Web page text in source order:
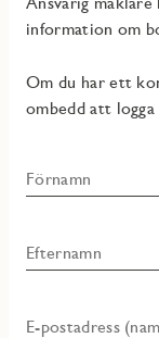
information om
Om du har ett
ombedd att
Förnamn
Efternamn
E-postadress